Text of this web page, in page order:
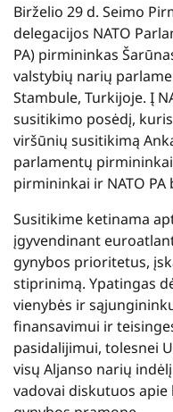
Birželio 29 d. Seimo
delegacijos NATO
PA) pirmininkas
valstybių narių
Stambule, Turkijoje. Į
susitikimo posėdį,
viršūnių susitikimą
parlamentų
pirmininkai ir NATO
Susitikime ketinama
įgyvendinant
gynybos prioritetus,
stiprinimą. Ypatingas
vienybės ir
finansavimui ir
pasidalijimui, tolesnei
visų Aljanso narių
vadovai diskutuos